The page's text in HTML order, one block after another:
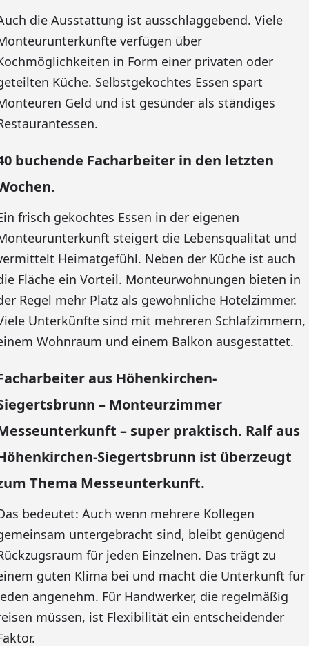
die Ausstattung ist ausschlaggebend. Viele
verfügen über
in Form einer privaten oder
Küche. Selbstgekochtes Essen spart
Geld und ist gesünder als ständiges
buchende Facharbeiter in den letzten
frisch gekochtes Essen in der eigenen
steigert die Lebensqualität und
Heimatgefühl. Neben der Küche ist auch
Fläche ein Vorteil. Monteurwohnungen bieten in
Regel mehr Platz als gewöhnliche Hotelzimmer.
Unterkünfte sind mit mehreren Schlafzimmern,
Wohnraum und einem Balkon ausgestattet.
aus Höhenkirchen-
– Monteurzimmer
– super praktisch. Ralf aus
Siegertsbrunn ist überzeugt
Thema Messeunterkunft.
bedeutet: Auch wenn mehrere Kollegen
untergebracht sind, bleibt genügend
für jeden Einzelnen. Das trägt zu
guten Klima bei und macht die Unterkunft für
angenehm. Für Handwerker, die regelmäßig
müssen, ist Flexibilität ein entscheidender